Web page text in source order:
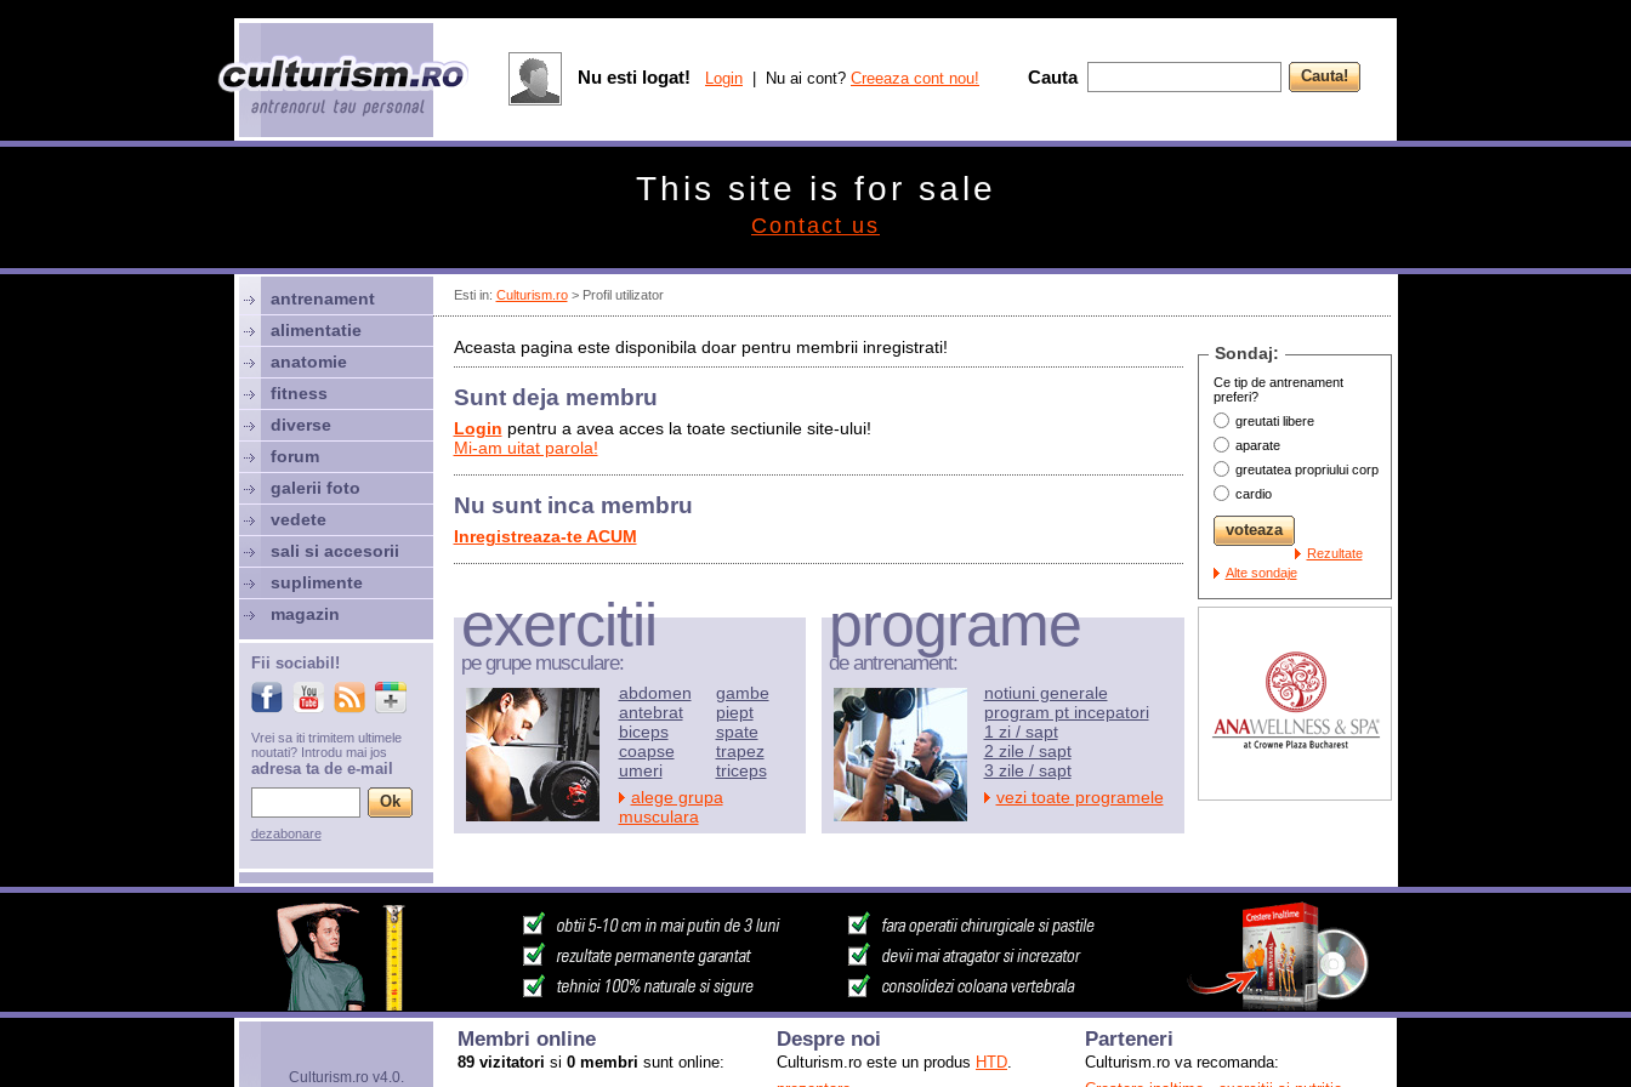
Esti in: Culturism.ro> Profil utilizator
Aceasta pagina este disponibila doar pentru membrii inregistrati!
Sunt deja membru
Login pentru a avea acces la toate sectiunile site-ului!
Mi-am uitat parola!
Nu sunt inca membru
Inregistreaza-te ACUM
Sondaj:
Ce tip de antrenament
preferi?
greutati libere
aparate
greutatea propriului corp
cardio
Rezultate
Alte sondaje
exercitii
pe grupe musculare:
abdomen
antebrat
biceps
coapse
umeri
gambe
piept
spate
trapez
triceps
alege grupa
musculara
programe
de antrenament:
notiuni generale
program pt incepatori
1 zi / sapt
2 zile / sapt
3 zile / sapt
vezi toate programele
antrenament
alimentatie
anatomie
fitness
diverse
forum
galerii foto
vedete
sali si accesorii
suplimente
magazin
Fii sociabil!
Vrei sa iti trimitem ultimele
noutati? Introdu mai jos
adresa ta de e-mail
dezabonare
Culturism.ro v4.0.
Membri online
89 vizitatori si 0 membri sunt online:
Despre noi
Culturism.ro este un produs HTD.
Parteneri
Culturism.ro va recomanda:
Nu esti logat! Login | Nu ai cont? Creeaza cont nou! Cauta
This site is for sale
Contact us